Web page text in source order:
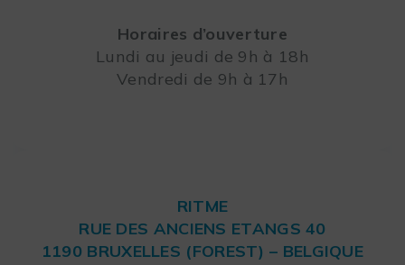
Horaires d’ouverture
Lundi au jeudi de 9h à 18h
Vendredi de 9h à 17h
RITME
RUE DES ANCIENS ETANGS 40
1190 BRUXELLES (FOREST) – BELGIQUE